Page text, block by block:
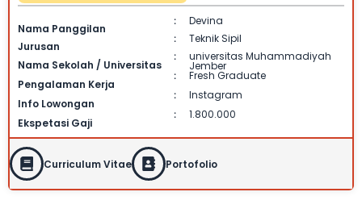
Nama Panggilan
:
Devina
Jurusan
:
Teknik Sipil
Nama Sekolah / Universitas
: universitas Muhammadiyah
Jember
Pengalaman Kerja
: Fresh Graduate
Info Lowongan
: Instagram
Ekspetasi Gaji
: 1.800.000
Curriculum Vitae Portofolio